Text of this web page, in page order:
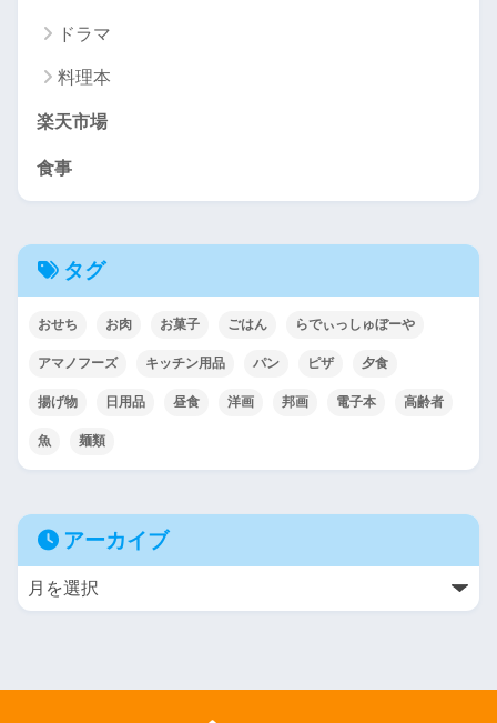
ドラマ
料理本
楽天市場
食事
タグ
おせち お肉 お菓子 ごはん らでぃっしゅぼーや
アマノフーズ キッチン用品 パン ピザ 夕食
揚げ物 日用品 昼食 洋画 邦画 電子本 高齢者
魚 麺類
アーカイブ